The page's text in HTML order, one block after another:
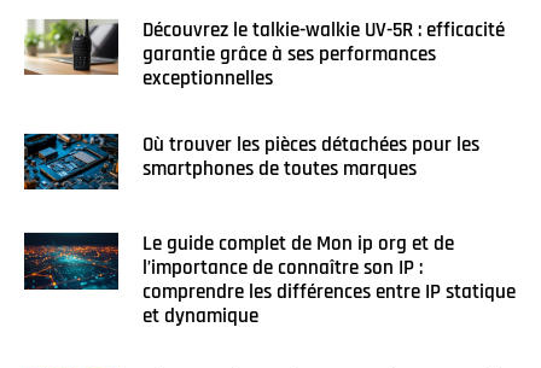
Découvrez le talkie-walkie UV-5R : efficacité
garantie grâce à ses performances
exceptionnelles
Où trouver les pièces détachées pour les
smartphones de toutes marques
Le guide complet de Mon ip org et de
l’importance de connaître son IP :
comprendre les différences entre IP statique
et dynamique